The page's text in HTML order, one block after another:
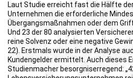
Laut Studie erreicht fast die Hälfte
Unternehmen die erforderliche
Übergangsmaßnahmen oder dem
Und 23 der 80 analysierten
reine Solvenz oder eine negative
22). Erstmals wurde in der Analyse
Kundengelder ermittelt. Auch dieses
Studienmacher besorgniserregend: